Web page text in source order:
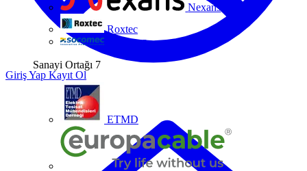
Nexans
Roxtec
Socomec
Sanayi Ortağı 7
ETMD
Giriş Yap Kayıt Ol